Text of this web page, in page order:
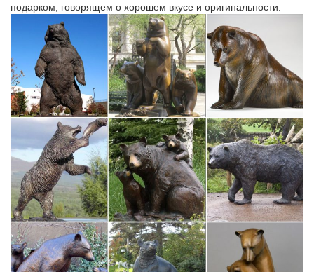
Категории Все вопросы проекта Компьютеры, Интернет Темы
для взрослых Авто, Мото Красота и Здоровье Товары и Услуги
Бизнес, Финансы НаукаВ настоящее время в России данный
символ чаще всего называется «собака» , особенно при
использовании его в сетевых сервисах.
Собака – символ Нового года 2018 своими руками – 2018
Ведь именно такие презенты всегда напоминают о дарителе,
да и символ 2018 года оценит ваш труд.Идея №6: Брелок-
собака из ткани. Разноцветные собачки – отличный хэндмэйд-
подарок для коллег и друзей.
katalog-kartinok4flgw01.dom-dobryi.ru/ц/2
Картинки для группы куплю продам.
Товар не найден!
Символ года 2018 – Собака. Елочные игрушки Komozja и
Mostowski.Аксессуары для вина.
подарком, говорящем о хорошем вкусе и оригинальности.